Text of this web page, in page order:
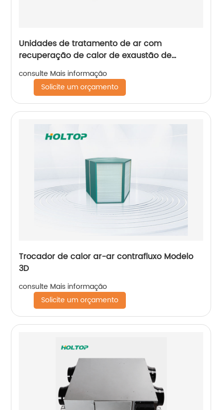
Unidades de tratamento de ar com
recuperação de calor de exaustão de
condensação Holtop
consulte Mais informação
Solicite um orçamento
Trocador de calor ar-ar contrafluxo Modelo
3D
consulte Mais informação
Solicite um orçamento